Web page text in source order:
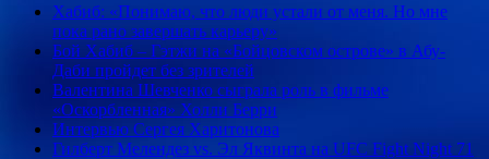
Хабиб: «Понимаю, что люди устали от меня. Но мне
пока рано завершать карьеру»
Бой Хабиб – Гэтжи на «Бойцовском острове» в Абу-
Даби пройдет без зрителей
Валентина Шевченко сыграла роль в фильме
«Оскорбленная» Холли Берри
Интервью Сергея Харитонова
Гилберт Мелендез vs. Эл Яквинта на UFC Fight Night 71